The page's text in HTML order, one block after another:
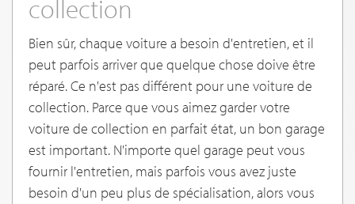
collection
Bien sûr, chaque voiture a besoin d'entretien, et il
peut parfois arriver que quelque chose doive être
réparé. Ce n'est pas différent pour une voiture de
collection. Parce que vous aimez garder votre
voiture de collection en parfait état, un bon garage
est important. N'importe quel garage peut vous
fournir l'entretien, mais parfois vous avez juste
besoin d'un peu plus de spécialisation, alors vous